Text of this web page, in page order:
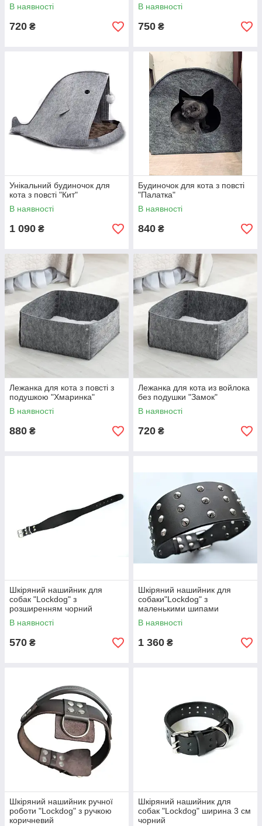
В наявності
720 ₴
В наявності
750 ₴
Унікальний будиночок для
кота з повсті "Кит"
В наявності
1 090 ₴
Будиночок для кота з повсті
"Палатка"
В наявності
840 ₴
Лежанка для кота з повсті з
подушкою "Хмаринка"
В наявності
880 ₴
Лежанка для кота из войлока
без подушки "Замок"
В наявності
720 ₴
Шкіряний нашийник для
собак "Lockdog" з
розширенням чорний
В наявності
570 ₴
Шкіряний нашийник для
собаки"Lockdog" з
маленькими шипами
В наявності
1 360 ₴
Шкіряний нашийник ручної
роботи "Lockdog" з ручкою
коричневий
Шкіряний нашийник для
собак "Lockdog" ширина 3 см
чорний